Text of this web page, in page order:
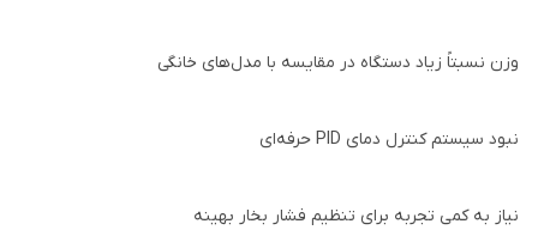
وزن نسبتاً زیاد دستگاه در مقایسه با مدل‌های خانگی
نبود سیستم کنترل دمای PID حرفه‌ای
نیاز به کمی تجربه برای تنظیم فشار بخار بهینه